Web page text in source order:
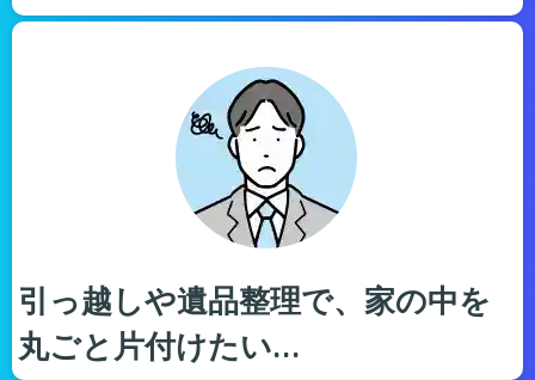
引っ越しや遺品整理で、家の中を
丸ごと片付けたい…